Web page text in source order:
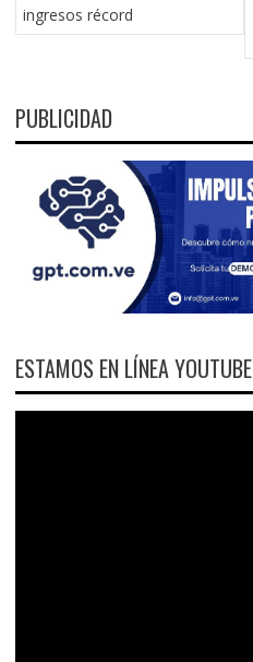
ingresos récord
PUBLICIDAD
ESTAMOS EN LÍNEA YOUTUBE